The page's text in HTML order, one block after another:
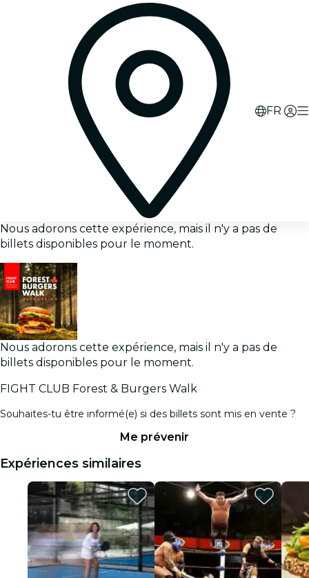
FR
Nous adorons cette expérience, mais il n'y a pas de
billets disponibles pour le moment.
Nous adorons cette expérience, mais il n'y a pas de
billets disponibles pour le moment.
FIGHT CLUB Forest & Burgers Walk
Souhaites-tu être informé(e) si des billets sont mis en vente ?
Me prévenir
Expériences similaires